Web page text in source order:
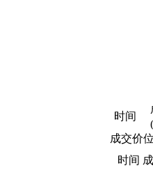
时间
成交价
时间